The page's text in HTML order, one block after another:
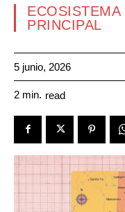
ECOSISTEMA
PRINCIPAL
5 junio, 2026
2 min. read